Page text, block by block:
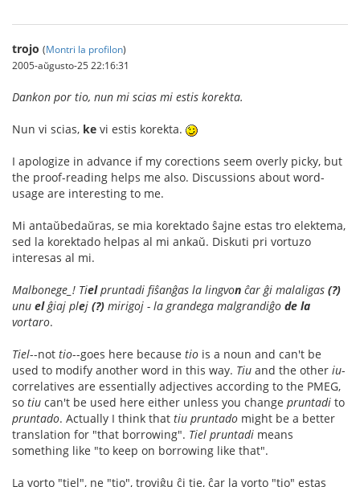
trojo (Montri la profilon)
2005-aŭgusto-25 22:16:31
Dankon por tio, nun mi scias mi estis korekta.
Nun vi scias, ke vi estis korekta.
I apologize in advance if my corections seem overly picky, but
the proof-reading helps me also. Discussions about word-
usage are interesting to me.
Mi antaŭbedaŭras, se mia korektado ŝajne estas tro elektema,
sed la korektado helpas al mi ankaŭ. Diskuti pri vortuzo
interesas al mi.
Malbonege_! Tielpruntadi fiŝanĝas la lingvon ĉar ĝi malaligas (?)
unu elĝiaj plej (?) mirigoj - la grandega malgrandiĝo de la
vortaro.
Tiel--not tio--goes here because tio is a noun and can't be
used to modify another word in this way. Tiu and the other iu-
correlatives are essentially adjectives according to the PMEG,
so tiu can't be used here either unless you change pruntadi to
pruntado. Actually I think that tiu pruntado might be a better
translation for "that borrowing". Tiel pruntadi means
something like "to keep on borrowing like that".
La vorto "tiel", ne "tio", troviĝu ĉi tie, ĉar la vorto "tio" estas